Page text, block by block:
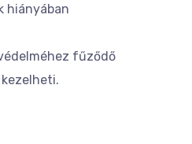
hiányában
fűződő